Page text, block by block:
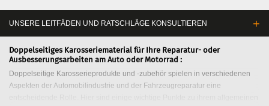
UNSERE LEITFÄDEN UND RATSCHLÄGE KONSULTIEREN
Doppelseitiges Karosseriematerial für Ihre Reparatur- oder
Ausbesserungsarbeiten am Auto oder Motorrad :
Doppelseitige Karosserieprodukte und -zubehör spielen in verschiedenen
Aspekten der Automobilindustrie und der Fahrzeugreparatur eine